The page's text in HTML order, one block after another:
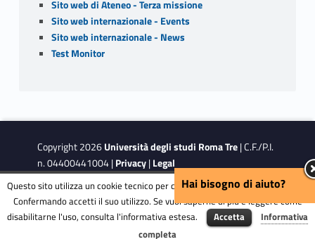
Sito web di Ateneo - Terza missione
Sito web internazionale - Events
Sito web internazionale - News
Test Monitor
Copyright 2026Università degli studi Roma Tre| C.F./P.I.
n. 04400441004 |Privacy|Legal
Notes|Accessibility Accessibility TargetHai bisogno di aiuto?
This site is protected by reCAPTCHA and the Google Privacy
Questo sito utilizza un cookie tecnico per consentire la corretta navigazione.
Confermando accetti il suo utilizzo. Se vuoi saperne di più e leggere come
disabilitarne l'uso, consulta l'informativa estesa.
Accetta
Informativa
completa